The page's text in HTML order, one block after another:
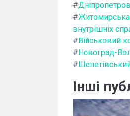
#
#Житомирська
внутрішніх
# Військовий
# Новоград-
#
Інші